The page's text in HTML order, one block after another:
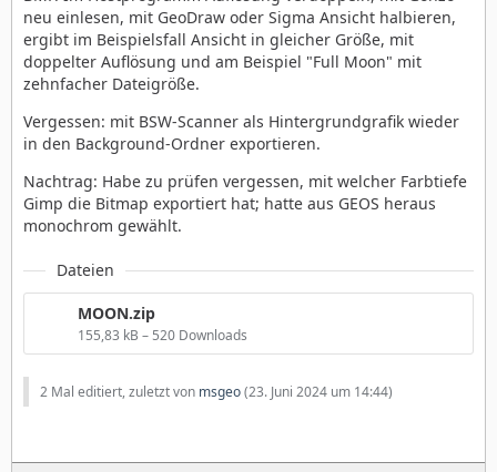
neu einlesen, mit GeoDraw oder Sigma Ansicht halbieren,
ergibt im Beispielsfall Ansicht in gleicher Größe, mit
doppelter Auflösung und am Beispiel "Full Moon" mit
zehnfacher Dateigröße.
Vergessen: mit BSW-Scanner als Hintergrundgrafik wieder
in den Background-Ordner exportieren.
Nachtrag: Habe zu prüfen vergessen, mit welcher Farbtiefe
Gimp die Bitmap exportiert hat; hatte aus GEOS heraus
monochrom gewählt.
Dateien
MOON.zip
155,83 kB – 520 Downloads
2 Mal editiert, zuletzt von msgeo(23. Juni 2024 um 14:44)